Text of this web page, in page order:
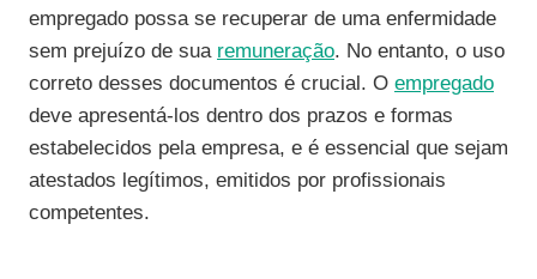
empregado possa se recuperar de uma enfermidade
sem prejuízo de sua remuneração. No entanto, o uso
correto desses documentos é crucial. O empregado
deve apresentá-los dentro dos prazos e formas
estabelecidos pela empresa, e é essencial que sejam
atestados legítimos, emitidos por profissionais
competentes.